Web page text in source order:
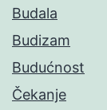
Budala
Budizam
Budućnost
Čekanje